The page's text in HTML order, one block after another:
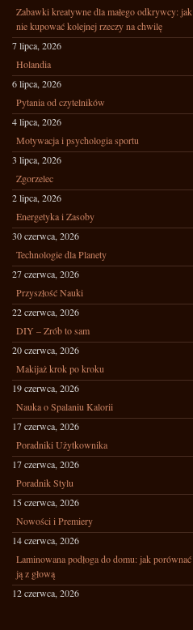
Zabawki kreatywne dla małego odkrywcy: jak
nie kupować kolejnej rzeczy na chwilę
7 lipca, 2026
Holandia
6 lipca, 2026
Pytania od czytelników
4 lipca, 2026
Motywacja i psychologia sportu
3 lipca, 2026
Zgorzelec
2 lipca, 2026
Energetyka i Zasoby
30 czerwca, 2026
Technologie dla Planety
27 czerwca, 2026
Przyszłość Nauki
22 czerwca, 2026
DIY – Zrób to sam
20 czerwca, 2026
Makijaż krok po kroku
19 czerwca, 2026
Nauka o Spalaniu Kalorii
17 czerwca, 2026
Poradniki Użytkownika
17 czerwca, 2026
Poradnik Stylu
15 czerwca, 2026
Nowości i Premiery
14 czerwca, 2026
Laminowana podłoga do domu: jak porównać
ją z głową
12 czerwca, 2026